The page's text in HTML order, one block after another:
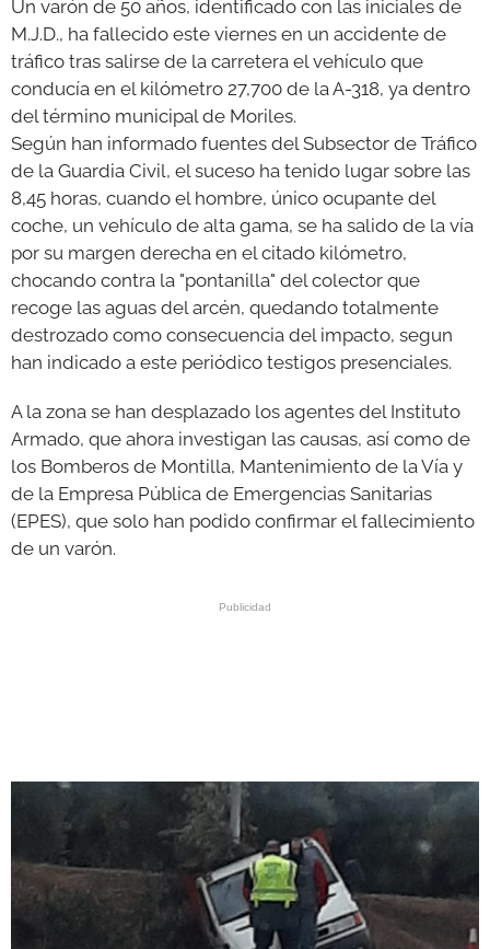
NECROLÓGICAS
GALERÍAS
Un varón de 50 años, identificado con las iniciales de
M.J.D., ha fallecido este viernes en un accidente de
tráfico tras salirse de la carretera el vehículo que
conducía en el kilómetro 27,700 de la A-318, ya dentro
del término municipal de Moriles.
Según han informado fuentes del Subsector de Tráfico
de la Guardia Civil, el suceso ha tenido lugar sobre las
8,45 horas, cuando el hombre, único ocupante del
coche, un vehículo de alta gama, se ha salido de la vía
por su margen derecha en el citado kilómetro,
chocando contra la "pontanilla" del colector que
recoge las aguas del arcén, quedando totalmente
destrozado como consecuencia del impacto, segun
han indicado a este periódico testigos presenciales.
A la zona se han desplazado los agentes del Instituto
Armado, que ahora investigan las causas, así como de
los Bomberos de Montilla, Mantenimiento de la Vía y
de la Empresa Pública de Emergencias Sanitarias
(EPES), que solo han podido confirmar el fallecimiento
de un varón.